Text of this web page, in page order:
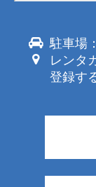
駐車場
レンタ
登録す